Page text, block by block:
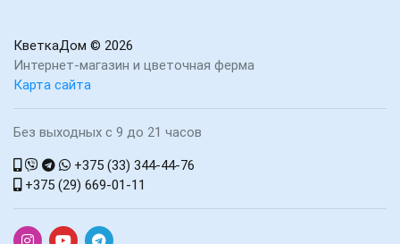
КветкаДом © 2026
Интернет-магазин и цветочная ферма
Карта сайта
Без выходных с 9 до 21 часов
+375 (33) 344-44-76
+375 (29) 669-01-11